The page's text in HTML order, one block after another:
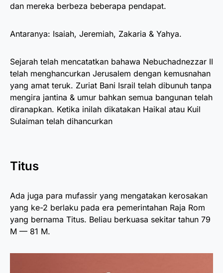
dan mereka berbeza beberapa pendapat.
Antaranya: Isaiah, Jeremiah, Zakaria & Yahya.
Sejarah telah mencatatkan bahawa Nebuchadnezzar II
telah menghancurkan Jerusalem dengan kemusnahan
yang amat teruk. Zuriat Bani Israil telah dibunuh tanpa
mengira jantina & umur bahkan semua bangunan telah
diranapkan. Ketika inilah dikatakan Haikal atau Kuil
Sulaiman telah dihancurkan
Titus
Ada juga para mufassir yang mengatakan kerosakan
yang ke-2 berlaku pada era pemerintahan Raja Rom
yang bernama Titus. Beliau berkuasa sekitar tahun 79
M — 81 M.